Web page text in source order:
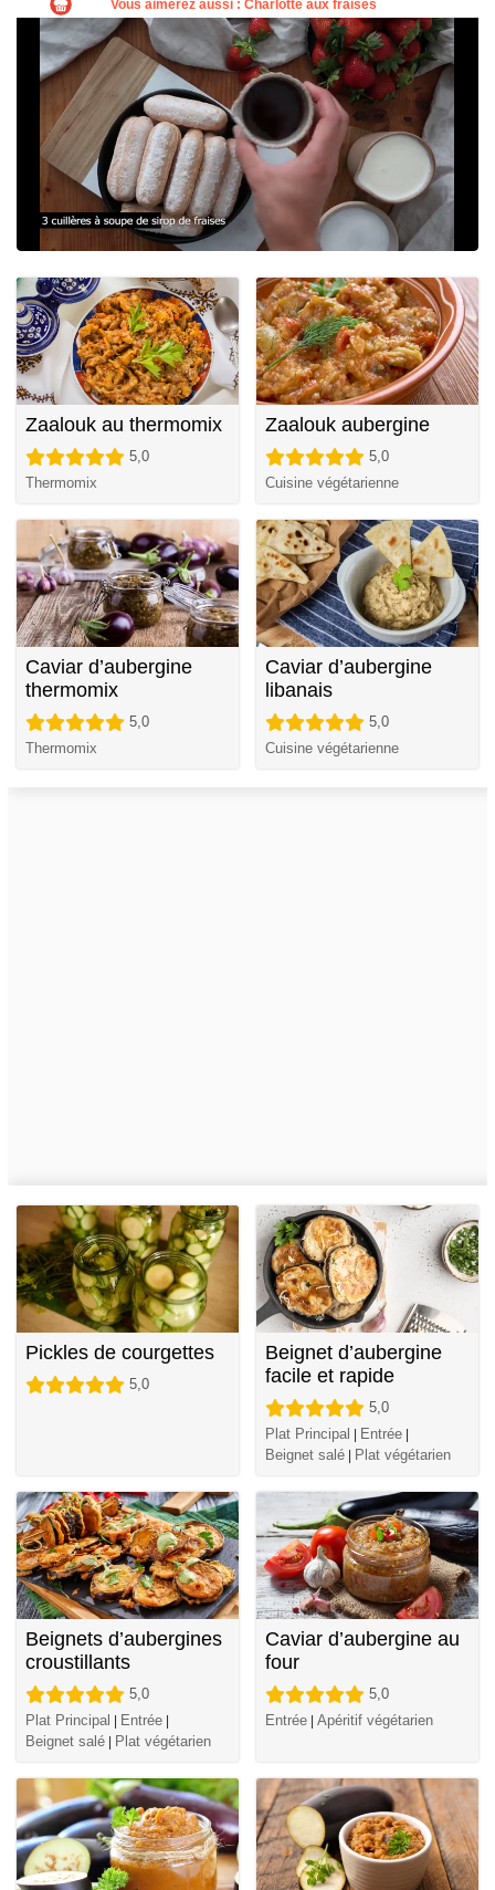
Zaalouk au thermomix
5,0
Thermomix
Zaalouk aubergine
5,0
Cuisine végétarienne
Caviar d’aubergine
thermomix
5,0
Thermomix
Caviar d’aubergine
libanais
5,0
Cuisine végétarienne
Pickles de courgettes
5,0
Beignet d’aubergine
facile et rapide
5,0
Plat Principal
Entrée
Beignet salé Plat végétarien
Beignets d’aubergines
croustillants
5,0
Plat Principal
Entrée
Beignet salé Plat végétarien
Caviar d’aubergine au
four
5,0
Entrée Apéritif végétarien